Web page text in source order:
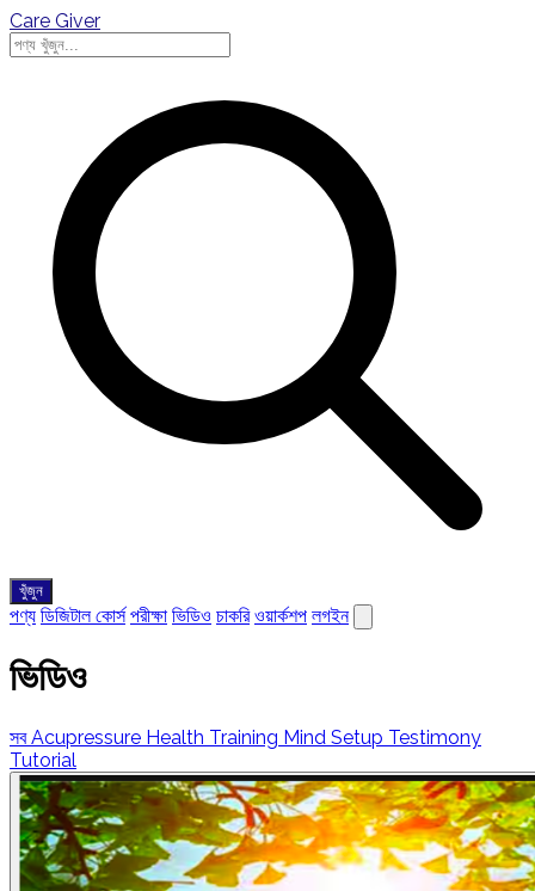
Care Giver
খুঁজুন
পণ্য ডিজিটাল কোর্স পরীক্ষা ভিডিও চাকরি ওয়ার্কশপ লগইন
ভিডিও
সবAcupressure Health Training Mind Setup Testimony
Tutorial